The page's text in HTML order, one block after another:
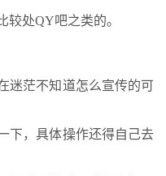
较处QY吧之类的。
迷茫不知道怎么宣传的可
下，具体操作还得自己去